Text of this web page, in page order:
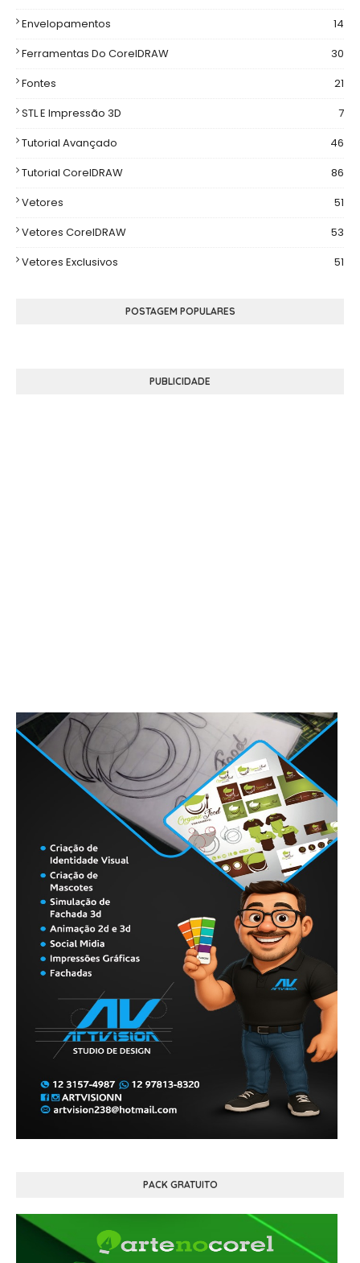
Envelopamentos
14
Ferramentas Do CorelDRAW
30
Fontes
21
STL E Impressão 3D
7
Tutorial Avançado
46
Tutorial CorelDRAW
86
Vetores
51
Vetores CorelDRAW
53
Vetores Exclusivos
51
POSTAGEM POPULARES
PUBLICIDADE
PACK GRATUITO